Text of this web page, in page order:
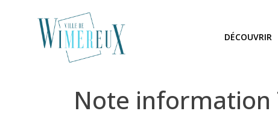
DÉCOUVRIR
Note information